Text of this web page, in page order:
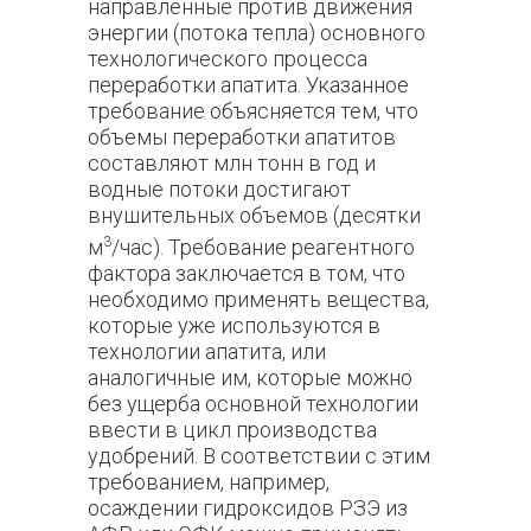
направленные против движения
энергии (потока тепла) основного
технологического процесса
переработки апатита. Указанное
требование объясняется тем, что
объемы переработки апатитов
составляют млн тонн в год и
водные потоки достигают
внушительных объемов (десятки
м3/час). Требование реагентного
фактора заключается в том, что
необходимо применять вещества,
которые уже используются в
технологии апатита, или
аналогичные им, которые можно
без ущерба основной технологии
ввести в цикл производства
удобрений. В соответствии с этим
требованием, например,
осаждении гидроксидов РЗЭ из